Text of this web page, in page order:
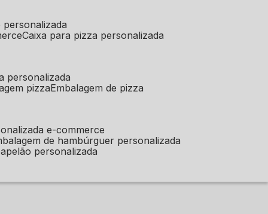
personalizada
caixa para pizza personalizada
personalizada
pizza embalagem de pizza
e-commerce
de hambúrguer personalizada
personalizada